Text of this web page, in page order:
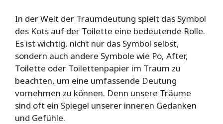
In der Welt der Traumdeutung spielt das Symbol
des Kots auf der Toilette eine bedeutende Rolle.
Es ist wichtig, nicht nur das Symbol selbst,
sondern auch andere Symbole wie Po, After,
Toilette oder Toilettenpapier im Traum zu
beachten, um eine umfassende Deutung
vornehmen zu können. Denn unsere Träume
sind oft ein Spiegel unserer inneren Gedanken
und Gefühle.